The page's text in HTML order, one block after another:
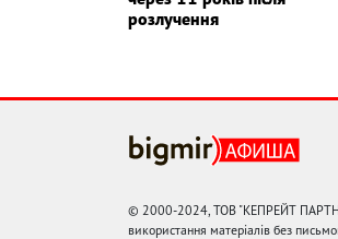
розлучення
© 2000-2024, ТОВ "КЕПРЕЙТ
використання матеріалів без